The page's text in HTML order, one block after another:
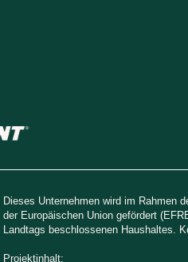
Dieses Unternehmen wird im Rahmen
der Europäischen Union gefördert
Landtags beschlossenen Haushaltes.
Projektinhalt: